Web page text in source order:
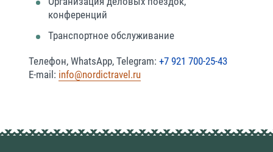
конференций
Транспортное обслуживание
Телефон, WhatsApp, Telegram: +7 921 700-25-43
E-mail: info@nordictravel.ru